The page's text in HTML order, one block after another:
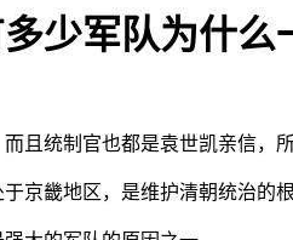
少军队为什么
且统制官也都是袁世凯亲信，
京畿地区，是维护清朝统治的